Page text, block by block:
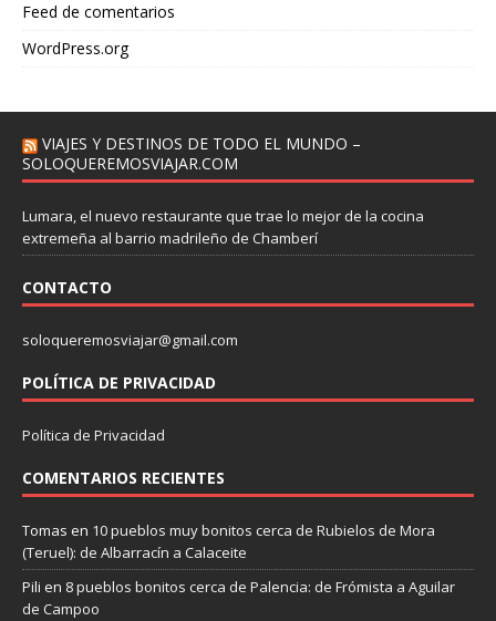
Feed de comentarios
WordPress.org
VIAJES Y DESTINOS DE TODO EL MUNDO –
SOLOQUEREMOSVIAJAR.COM
Lumara, el nuevo restaurante que trae lo mejor de la cocina
extremeña al barrio madrileño de Chamberí
CONTACTO
soloqueremosviajar@gmail.com
POLÍTICA DE PRIVACIDAD
Política de Privacidad
COMENTARIOS RECIENTES
Tomas en 10 pueblos muy bonitos cerca de Rubielos de Mora
(Teruel): de Albarracín a Calaceite
Pili en 8 pueblos bonitos cerca de Palencia: de Frómista a Aguilar
de Campoo